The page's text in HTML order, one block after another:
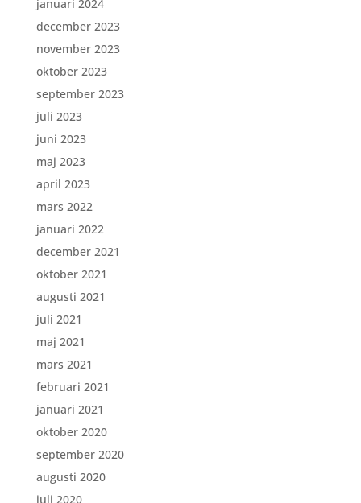
januari 2024
december 2023
november 2023
oktober 2023
september 2023
juli 2023
juni 2023
maj 2023
april 2023
mars 2022
januari 2022
december 2021
oktober 2021
augusti 2021
juli 2021
maj 2021
mars 2021
februari 2021
januari 2021
oktober 2020
september 2020
augusti 2020
juli 2020